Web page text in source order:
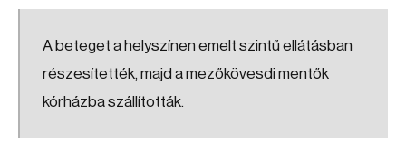
A beteget a helyszínen emelt szintű ellátásban
részesítették, majd a mezőkövesdi mentők
kórházba szállították.